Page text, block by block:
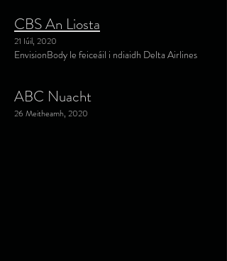
CBS An Liosta
21 Iúil, 2020
EnvisionBody le feiceáil i ndiaidh Delta Airlines
ABC Nuacht
26 Meitheamh, 2020